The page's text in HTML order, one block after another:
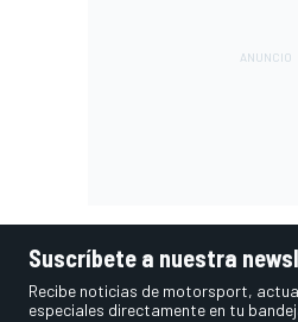
Suscríbete a nuestra
Recibe noticias de motorsport,
especiales directamente en tu